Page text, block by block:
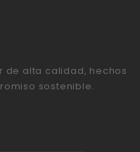
de alta calidad, hechos
sostenible.